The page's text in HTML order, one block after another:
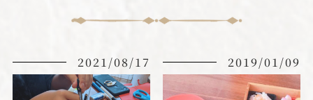
2021/08/17 2019/01/09